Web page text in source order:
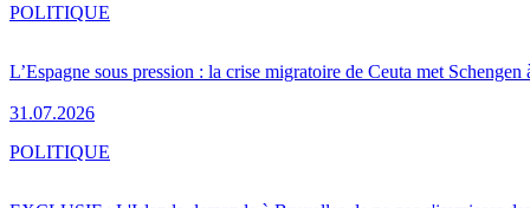
L’Espagne sous pression : la crise migratoire de Ceuta met Schengen
31.07.2026
POLITIQUE
POLITIQUE